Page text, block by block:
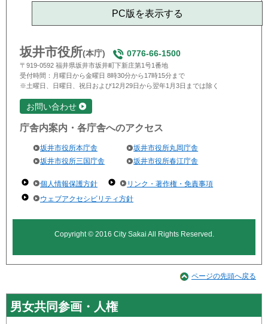
PC版を表示する
坂井市役所(本庁) 0776-66-1500
〒919-0592 福井県坂井市坂井町下新庄第1号1番地
受付時間：月曜日から金曜日 8時30分から17時15分まで
※土曜日、日曜日、祝日および12月29日から翌年1月3日までは除く
お問い合わせ
庁舎内案内・各庁舎へのアクセス
坂井市役所本庁舎
坂井市役所丸岡庁舎
坂井市役所三国庁舎
坂井市役所春江庁舎
個人情報保護方針
リンク・著作権・免責事項
ウェブアクセシビリティ方針
Copyright © 2016 City Sakai All Rights Reserved.
ページの先頭へ戻る
男女共同参画・人権